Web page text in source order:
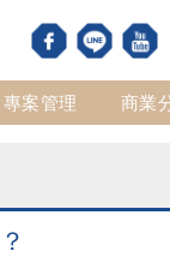
專案管理 商業